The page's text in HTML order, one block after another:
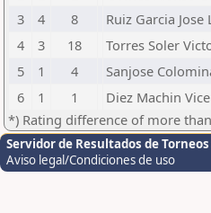
3
4 8 Ruiz Garcia Jose
4
3 18 Torres Soler
5
1 4 Sanjose
6
1 1 Diez Machin
*) Rating difference of more
Servidor de Resultados de
Aviso legal/Condiciones de uso